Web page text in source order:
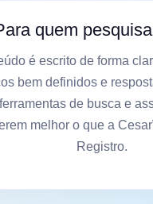
quem
é escrito de forma
bem definidos e
de busca e
melhor o que a
Registro.